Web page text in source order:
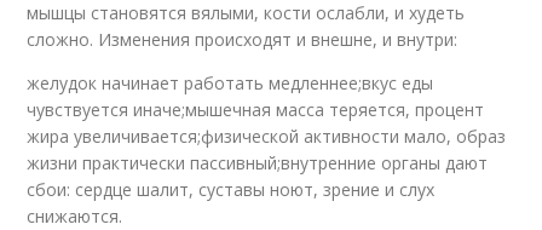
мышцы становятся вялыми, кости ослабли, и худеть
сложно. Изменения происходят и внешне, и внутри:
желудок начинает работать медленнее;вкус еды
чувствуется иначе;мышечная масса теряется, процент
жира увеличивается;физической активности мало, образ
жизни практически пассивный;внутренние органы дают
сбои: сердце шалит, суставы ноют, зрение и слух
снижаются.